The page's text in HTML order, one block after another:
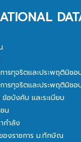
ารทุจริตและประพฤติมิชอ
ารทุจริตและประพฤติมิชอ
อบังคับ และระเบียบ
น
กำลัง
องราชการ ม.ทักษิณ